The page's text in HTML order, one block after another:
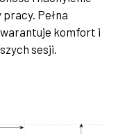
Pełna
komfort i
sesji.